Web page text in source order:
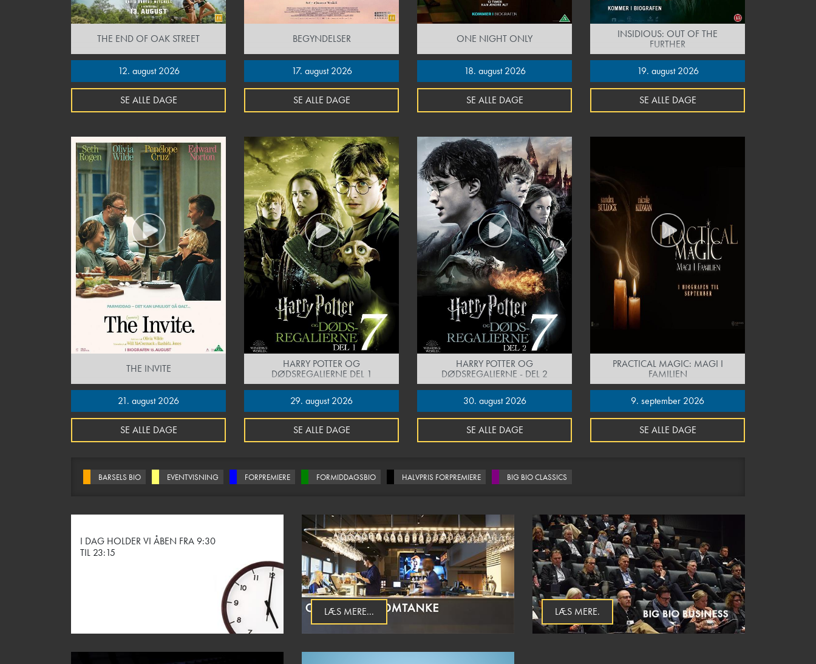
THE END OF OAK STREET
12. august 2026
SE ALLE DAGE
BEGYNDELSER
17. august 2026
SE ALLE DAGE
ONE NIGHT ONLY
18. august 2026
SE ALLE DAGE
INSIDIOUS: OUT OF THE
FURTHER
19. august 2026
SE ALLE DAGE
THE INVITE
21. august 2026
SE ALLE DAGE
HARRY POTTER OG
DØDSREGALIERNE DEL 1
29. august 2026
SE ALLE DAGE
HARRY POTTER OG
DØDSREGALIERNE - DEL 2
30. august 2026
SE ALLE DAGE
PRACTICAL MAGIC: MAGI I
FAMILIEN
9. september 2026
SE ALLE DAGE
BARSELS BIO EVENTVISNING FORPREMIERE FORMIDDAGSBIO HALVPRIS FORPREMIERE BIG BIO CLASSICS
I DAG HOLDER VI ÅBEN FRA 9:30
TIL 23:15
LÆS MERE... LÆS MERE.